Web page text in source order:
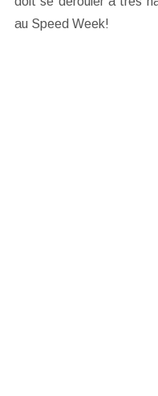
au Speed Week!